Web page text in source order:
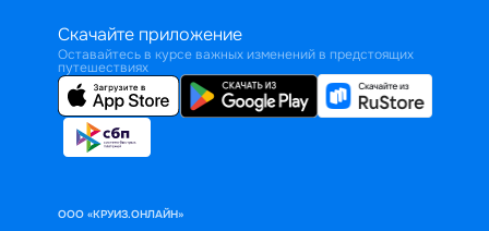
Скачайте приложение
Оставайтесь в курсе важных изменений в предстоящих
путешествиях
ООО «КРУИЗ.ОНЛАЙН»